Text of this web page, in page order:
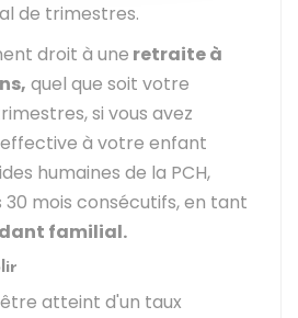
de trimestres.
droit à une retraite à
quel que soit votre
si vous avez
à votre enfant
humaines de la PCH,
mois consécutifs, en tant
familial.
atteint d'un taux